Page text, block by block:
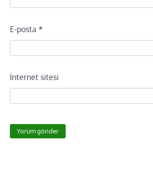
E-posta *
İnternet sitesi